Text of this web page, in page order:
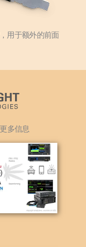
用于额外的前面
多信息